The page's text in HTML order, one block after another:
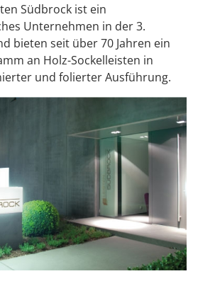
Südbrock ist ein
Unternehmen in der 3.
bieten seit über 70 Jahren ein
an Holz-Sockelleisten in
und folierter Ausführung.